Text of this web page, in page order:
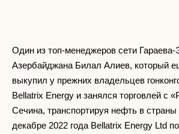
Один из топ-менеджеров сети
Азербайджана Билал Алиев, который
выкупил у прежних владельцев
Bellatrix Energy и занялся торговлей с
Сечина, транспортируя нефть в
декабре 2022 года Bellatrix Energy Ltd